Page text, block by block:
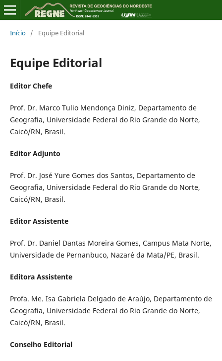
Início / Equipe Editorial
Equipe Editorial
Editor Chefe
Prof. Dr. Marco Tulio Mendonça Diniz, Departamento de
Geografia, Universidade Federal do Rio Grande do Norte,
Caicó/RN, Brasil.
Editor Adjunto
Prof. Dr. José Yure Gomes dos Santos, Departamento de
Geografia, Universidade Federal do Rio Grande do Norte,
Caicó/RN, Brasil.
Editor Assistente
Prof. Dr. Daniel Dantas Moreira Gomes, Campus Mata Norte,
Universidade de Pernanbuco, Nazaré da Mata/PE, Brasil.
Editora Assistente
Profa. Me. Isa Gabriela Delgado de Araújo, Departamento de
Geografia, Universidade Federal do Rio Grande do Norte,
Caicó/RN, Brasil.
Conselho Editorial